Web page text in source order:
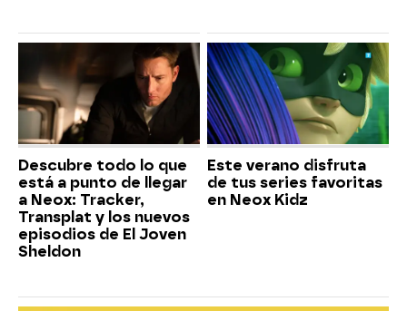
Descubre todo lo que
está a punto de llegar
a Neox: Tracker,
Transplat y los nuevos
episodios de El Joven
Sheldon
Este verano disfruta
de tus series favoritas
en Neox Kidz